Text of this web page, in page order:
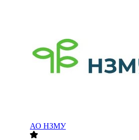
АО НЗМУ